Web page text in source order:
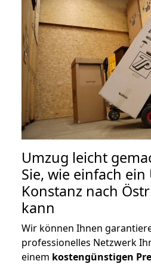
Umzug leicht
Sie, wie einfach
Konstanz nach
kann
Wir können Ihnen
professionelles Netzwerk
einem kostengünstigen